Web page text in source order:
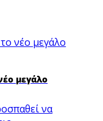
μεγάλο